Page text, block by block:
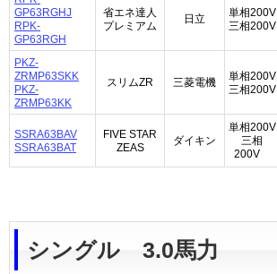
GP63RGHJ
RPK-
GP63RGH
省エネ達人
プレミアム
日立
単相200V
三相200V
PKZ-
ZRMP63SKK
PKZ-
ZRMP63KK
スリムZR 三菱電機
単相200V
三相200V
SSRA63BAV
SSRA63BAT
FIVE STAR
ZEAS
ダイキン
単相200V
三相
200V
シングル 3.0馬力